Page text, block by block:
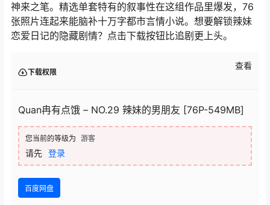
神来之笔。精选单套特有的叙事性在这组作品里爆发，76
张照片连起来能脑补十万字都市言情小说。想要解锁辣妹
恋爱日记的隐藏剧情？点击下载按钮比追剧更上头。
下载权限
查看
Quan冉有点饿 – NO.29 辣妹的男朋友 [76P-549MB]
您当前的等级为 游客
请先 登录
百度网盘